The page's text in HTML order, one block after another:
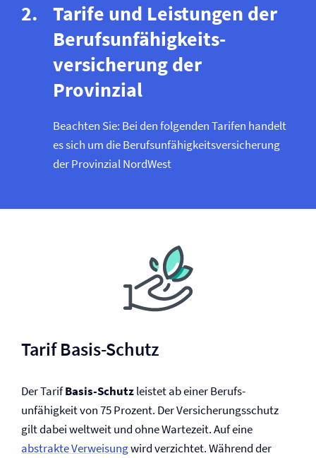
Tarife und Leistungen der
Berufs­unfähigkeits­
versicherung der
Provinzial
Beachten Sie: Bei den folgenden Tarifen handelt
es sich um die Berufs­unfähigkeits­versicherung
der Provinzial NordWest
Tarif Basis-Schutz
Der TarifBasis-Schutzleistet ab einer Berufs­
unfähigkeit von 75 Prozent. Der Versicherungsschutz
gilt dabei weltweit und ohne Wartezeit. Auf eine
abstrakte Verweisungwird verzichtet. Während der